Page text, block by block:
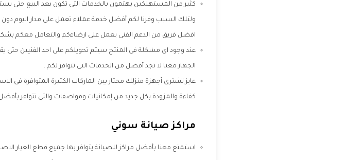
كثير من المستهلكين يهتمون بالخدمات التى تكون بعد البيع حتى
ولتلك السبب وفرنا لكم أفضل خدمة عملاء تعمل على مدار اليوم
افضل فريق من الدعم الفنى يعمل على ارضاءكم والتعامل معكم
عند وجود اى مشكلة فى المنتج سيتم تحويلكم على احد الفنيين
الجهاز معنا لا تجد أفضل من الخدمات التى تتوافر لكم .
عايز تشترى أجهزة منزلك محتار بين الماركات الكثيرة المتوافرة فى
كفاءة والمزودة بكل جديد من إمكانيات ومواصفات والتى تتوافر
مراكز صيانة سوني
استمتع معنا بأفضل مراكز للصيانة يتوافر بها جميع قطع الغيار